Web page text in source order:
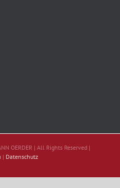
OERDER | All Rights Reserved |
| Datenschutz